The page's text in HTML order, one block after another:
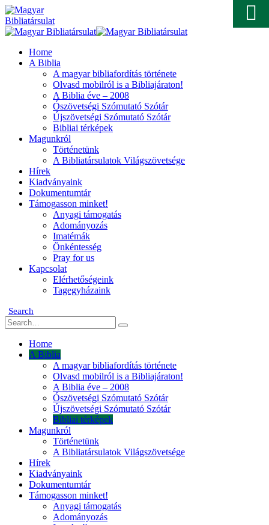
Home
A Biblia
A magyar bibliafordítás története
Olvasd mobilról is a Bibliajáraton!
A Biblia éve – 2008
Ószövetségi Szómutató Szótár
Újszövetségi Szómutató Szótár
Bibliai térképek
Magunkról
Történetünk
A Bibliatársulatok Világszövetsége
Hírek
Kiadványaink
Dokumentumtár
Támogasson minket!
Anyagi támogatás
Adományozás
Imatémák
Önkéntesség
Pray for us
Kapcsolat
Elérhetőségeink
Tagegyházaink
Search
Home
A Biblia
A magyar bibliafordítás története
Olvasd mobilról is a Bibliajáraton!
A Biblia éve – 2008
Ószövetségi Szómutató Szótár
Újszövetségi Szómutató Szótár
Bibliai térképek
Magunkról
Történetünk
A Bibliatársulatok Világszövetsége
Hírek
Kiadványaink
Dokumentumtár
Támogasson minket!
Anyagi támogatás
Adományozás